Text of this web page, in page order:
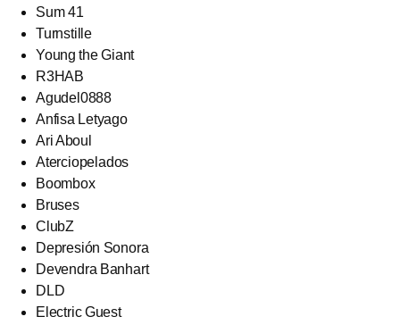
Sum 41
Turnstille
Young the Giant
R3HAB
Agudel0888
Anfisa Letyago
Ari Aboul
Aterciopelados
Boombox
Bruses
ClubZ
Depresión Sonora
Devendra Banhart
DLD
Electric Guest